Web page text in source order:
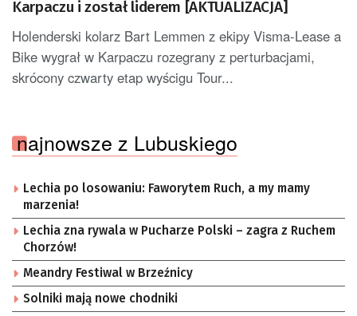
Karpaczu i został liderem [AKTUALIZACJA]
Holenderski kolarz Bart Lemmen z ekipy Visma-Lease a
Bike wygrał w Karpaczu rozegrany z perturbacjami,
skrócony czwarty etap wyścigu Tour...
najnowsze z Lubuskiego
Lechia po losowaniu: Faworytem Ruch, a my mamy
marzenia!
Lechia zna rywala w Pucharze Polski – zagra z Ruchem
Chorzów!
Meandry Festiwal w Brzeźnicy
Solniki mają nowe chodniki